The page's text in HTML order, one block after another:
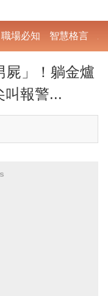
職場必知 智慧格言
屍」！躺金爐
叫報警...